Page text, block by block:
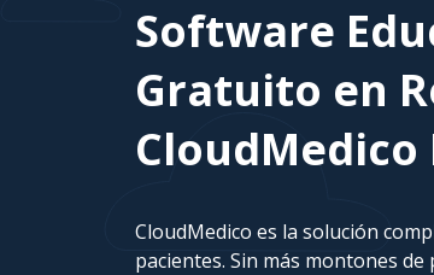
Software
Gratuito en
CloudMedico
CloudMedico es la solución
pacientes. Sin más montones